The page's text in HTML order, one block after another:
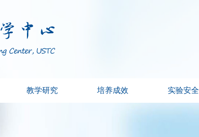
教学研究 培养成效 实验安全